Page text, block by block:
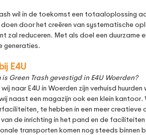
wil in de toekomst een totaaloplossing
doen door het creëren van systematische
zal reduceren. Met als doel een
generaties.
E4U
is Green Trash gevestigd in E4U Woerden?
naar E4U in Woerden zijn verhuisd
naast een magazijn ook een klein
te hebben in een meer creatieve
de inrichting in het pand en de
transporten komen nog steeds binnen